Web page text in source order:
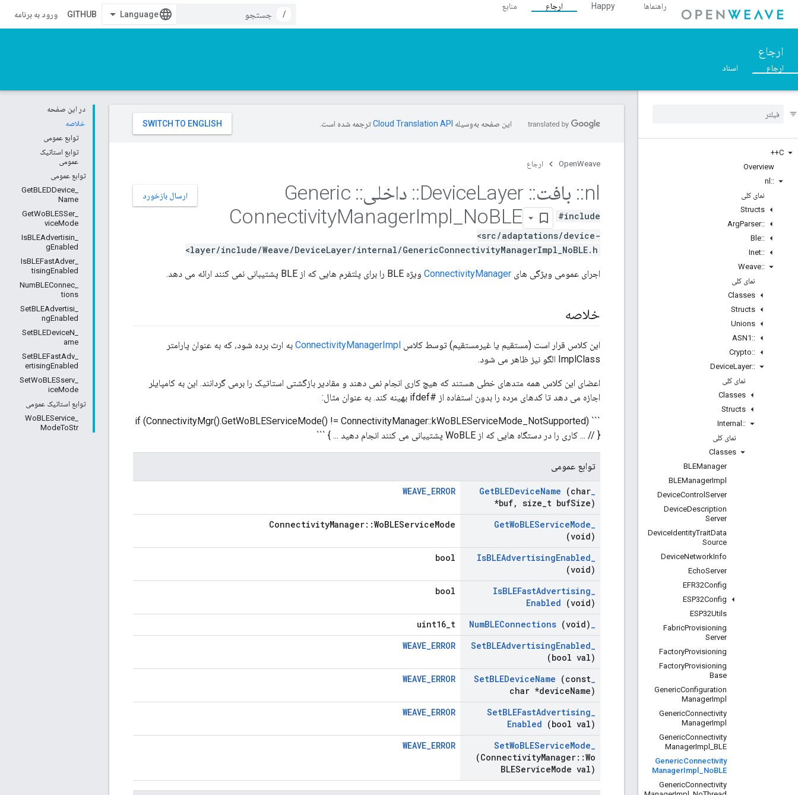
راهنماها Happy ارجاع
منابع
/
GITHUB ورود به برنامه
ارجاع
ارجاع اسناد
C++
Overview
::
nl
نمای کلی
Structs
::
ArgParser
::
Ble
::
Inet
::
Weave
نمای کلی
Classes
Structs
Unions
::
ASN1
::
Crypto
::
DeviceLayer
نمای کلی
Classes
Structs
::
Internal
نمای کلی
Classes
BLEManager
BLEManagerImpl
DeviceControl Server
DeviceDescription
Server
DeviceIdentityTraitData
Source
DeviceNetworkInfo
EchoServer
EFR32Config
ESP32Config
ESP32Utils
FabricProvisioning
Server
FactoryProvisioning
FactoryProvisioning
Base
GenericConfiguration
ManagerImpl
GenericConnectivity
ManagerImpl
GenericConnectivity
ManagerImpl
BLE
GenericConnectivity
ManagerImpl NoBLE
GenericConnectivity
در این صفحه
خلاصه
توابع عمومی
توابع استاتیک
عمومی
توابع عمومی
_GetBLEDDevice
Name
_GetWoBLESSer
viceMode
_IsBLEAdvertisin
gEnabled
_IsBLEFastAdver
tisingEnabled
_NumBLEConnec
tions
_SetBLEAdvertisi
ngEnabled
_SetBLEDeviceN
ame
_SetBLEFastAdv
ertisingEnabled
_SetWoBLESserv
iceMode
توابع استاتیک عمومی
_WoBLEService
ModeToStr
این صفحه به‌وسیله ترجمه شده است.
OpenWeave ارجاع
ارسال بازخورد nl
:: بافت::
Layer
:: داخلی::
ConnectivityManagerImpl NoBLE
#include
<src/adaptations/device-
layer/include/Weave/DeviceLayer/internal/GenericConnectivityManagerImpl_NoBLE.h>
اجرای عمومی ویژگی های ConnectivityManager ویژه BLE را برای پلتفرم هایی که از BLE پشتیبانی نمی کنند ارائه می دهد.
خلاصه
این کلاس قرار است (مستقیم یا غیرمستقیم) توسط کلاس ConnectivityManagerImpl به ارث برده شود، که به عنوان پارامتر
ImplClass الگو نیز ظاهر می شود.
اعضای این کلاس همه متدهای خطی هستند که هیچ کاری انجام نمی دهند و مقادیر بازگشتی استاتیک را برمی گردانند. این به کامپایلر
اجازه می دهد تا کدهای مرده را بدون استفاده از #ifdef بهینه کند. به عنوان مثال:
``` if (ConnectivityMgr().GetWoBLEServiceMode() != ConnectivityManager::kWoBLEServiceMode_NotSupported)
{ // ... کاری را در دستگاه هایی که از WoBLE پشتیبانی می کنند انجام دهید ... } ```
توابع عمومی
_
GetBLEDeviceName (char
*buf, size t bufSize)
WEAVE_ERROR
_
GetWoBLEServiceMode
(void)
ConnectivityManager::WoBLEServiceMode
_
IsBLEAdvertisingEnabled
(void)
bool
_
IsBLEFastAdvertising
Enabled (void)
bool
_
NumBLEConnections (void)
uint16_t
_
SetBLEAdvertisingEnabled
(bool val)
WEAVE_ERROR
_
SetBLEDeviceName (const
char *deviceName)
WEAVE_ERROR
_
SetBLEFastAdvertising
Enabled (bool val)
WEAVE_ERROR
_
SetWoBLEServiceMode
(ConnectivityManager::Wo
BLEServiceMode val)
WEAVE_ERROR